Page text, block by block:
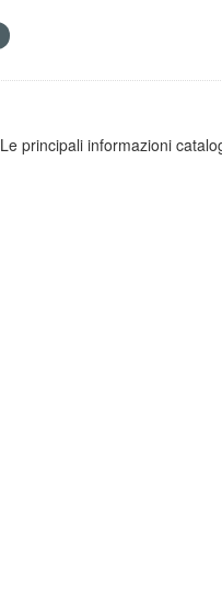
principali informazioni